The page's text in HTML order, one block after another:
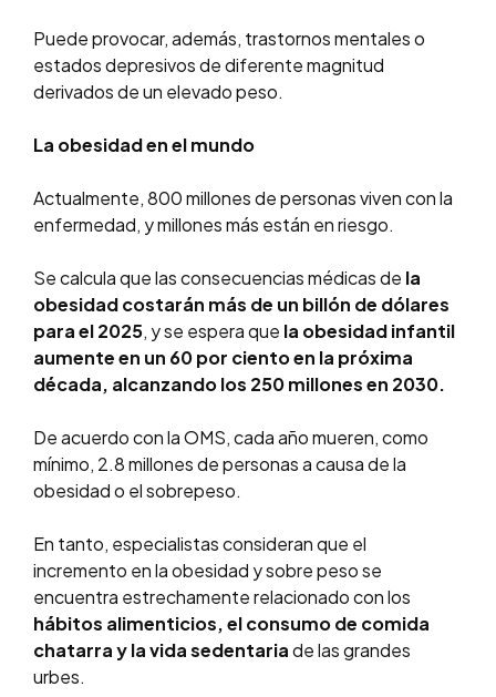
Puede provocar, además, trastornos mentales o
estados depresivos de diferente magnitud
derivados de un elevado peso.
La obesidad en el mundo
Actualmente, 800 millones de personas viven con la
enfermedad, y millones más están en riesgo.
Se calcula que las consecuencias médicas de la
obesidad costarán más de un billón de dólares
para el 2025, y se espera que la obesidad infantil
aumente en un 60 por ciento en la próxima
década, alcanzando los 250 millones en 2030.
De acuerdo con la OMS, cada año mueren, como
mínimo, 2.8 millones de personas a causa de la
obesidad o el sobrepeso.
En tanto, especialistas consideran que el
incremento en la obesidad y sobre peso se
encuentra estrechamente relacionado con los
hábitos alimenticios, el consumo de comida
chatarra y la vida sedentariade las grandes
urbes.